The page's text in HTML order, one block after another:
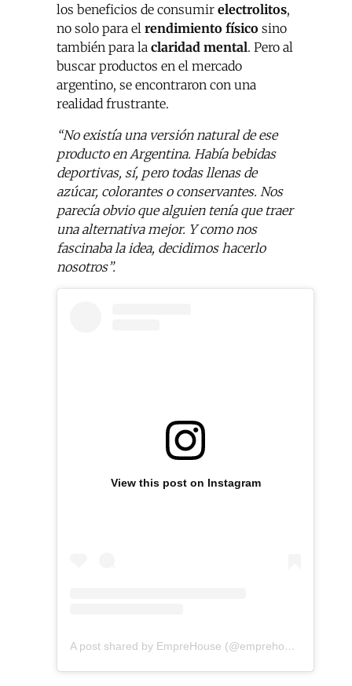
los beneficios de consumir electrolitos,
no solo para el rendimiento físico sino
también para la claridad mental. Pero al
buscar productos en el mercado
argentino, se encontraron con una
realidad frustrante.
“No existía una versión natural de ese
producto en Argentina. Había bebidas
deportivas, sí, pero todas llenas de
azúcar, colorantes o conservantes. Nos
parecía obvio que alguien tenía que traer
una alternativa mejor. Y como nos
fascinaba la idea, decidimos hacerlo
nosotros”.
View this post on Instagram
A post shared by EmpreHouse (@emprehouse)